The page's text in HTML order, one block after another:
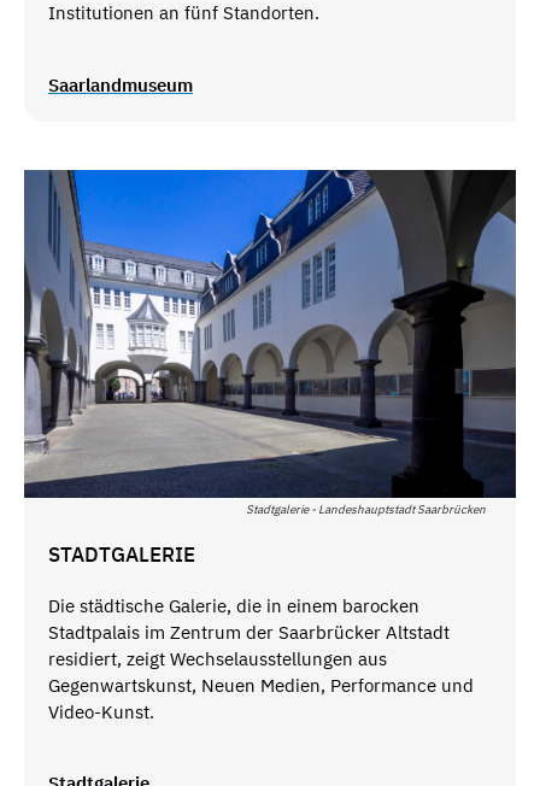
Institutionen an fünf Standorten.
Saarlandmuseum
Stadtgalerie - Landeshauptstadt Saarbrücken
STADTGALERIE
Die städtische Galerie, die in einem barocken
Stadtpalais im Zentrum der Saarbrücker Altstadt
residiert, zeigt Wechselausstellungen aus
Gegenwartskunst, Neuen Medien, Performance und
Video-Kunst.